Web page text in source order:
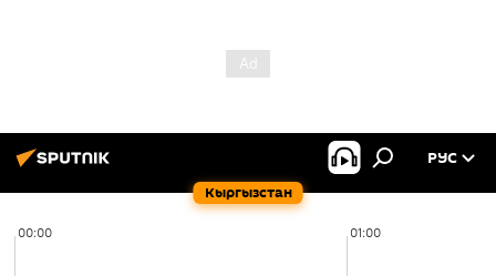
Кыргызстан
РУС
00:00 01:00